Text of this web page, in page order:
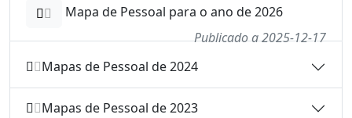
Mapa de Pessoal para o ano de 2026
Publicado a 2025-12-17
Mapas de Pessoal de 2024
Mapas de Pessoal de 2023